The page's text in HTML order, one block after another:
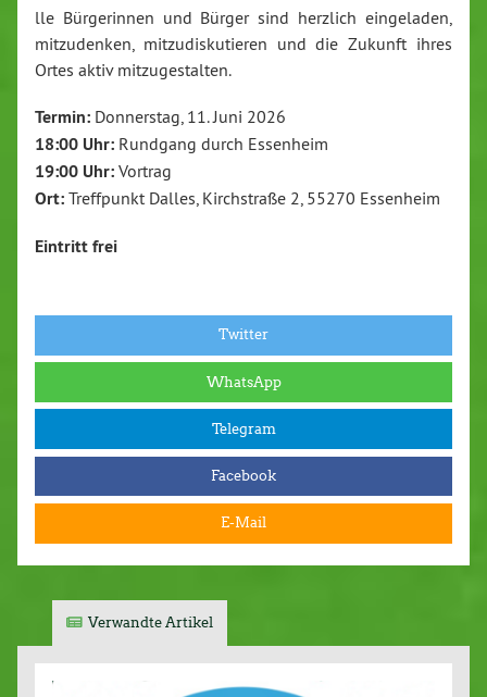
lle Bürgerinnen und Bürger sind herzlich eingeladen,
mitzudenken, mitzudiskutieren und die Zukunft ihres
Ortes aktiv mitzugestalten.
Termin: Donnerstag, 11. Juni 2026
18:00 Uhr: Rundgang durch Essenheim
19:00 Uhr: Vortrag
Ort: Treffpunkt Dalles, Kirchstraße 2, 55270 Essenheim
Eintritt frei
Twitter
WhatsApp
Telegram
Facebook
E-Mail
Verwandte Artikel